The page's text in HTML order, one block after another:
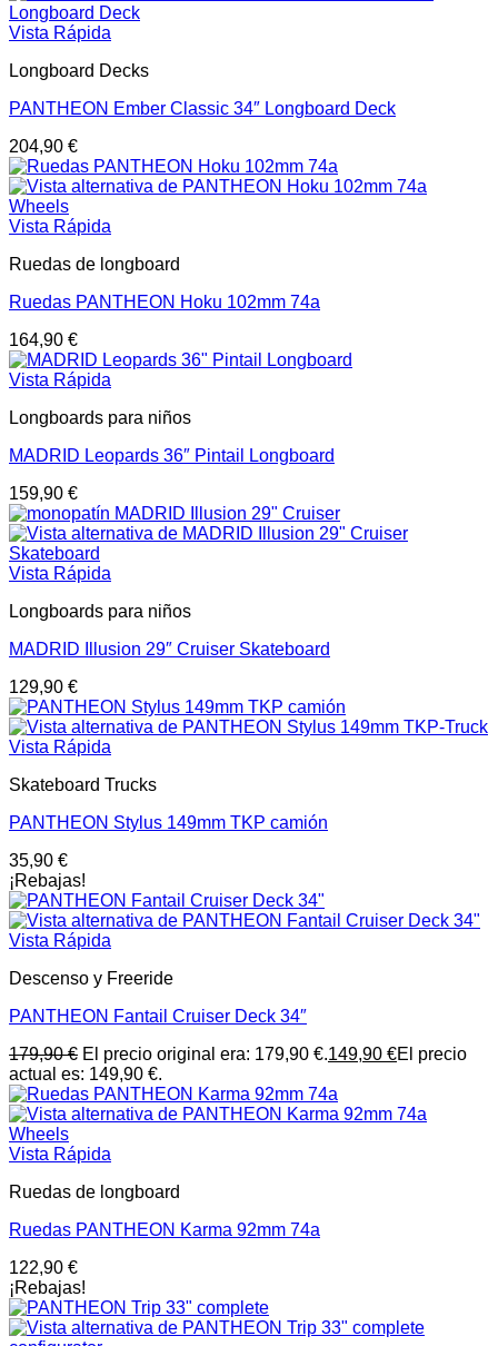
Vista Rápida
Longboard Decks
PANTHEON Ember Classic 34″ Longboard Deck
204,90 €
Vista Rápida
Ruedas de longboard
Ruedas PANTHEON Hoku 102mm 74a
164,90 €
Vista Rápida
Longboards para niños
MADRID Leopards 36″ Pintail Longboard
159,90 €
Vista Rápida
Longboards para niños
MADRID Illusion 29″ Cruiser Skateboard
129,90 €
Vista Rápida
Skateboard Trucks
PANTHEON Stylus 149mm TKP camión
35,90 €
¡Rebajas!
Vista Rápida
Descenso y Freeride
PANTHEON Fantail Cruiser Deck 34″
179,90€ El precio original era: 179,90 €.149,90 €El precio
actual es: 149,90 €.
Vista Rápida
Ruedas de longboard
Ruedas PANTHEON Karma 92mm 74a
122,90 €
¡Rebajas!